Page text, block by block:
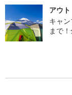
アウ
キャ
まで